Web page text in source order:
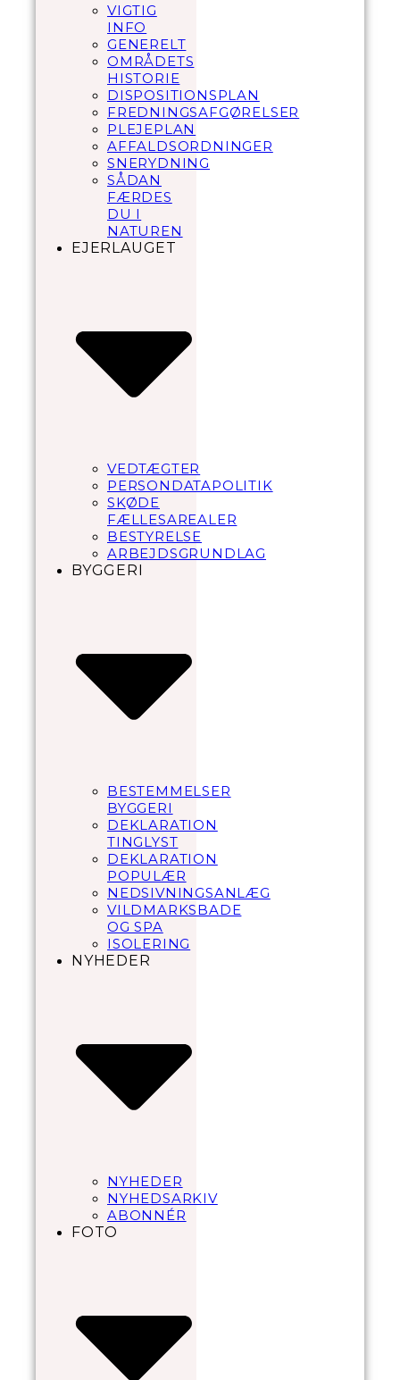
VIGTIG
INFO
GENERELT
OMRÅDETS
HISTORIE
DISPOSITIONSPLAN
FREDNINGSAFGØRELSER
PLEJEPLAN
AFFALDSORDNINGER
SNERYDNING
SÅDAN
FÆRDES
DU I
NATUREN
EJERLAUGET
VEDTÆGTER
PERSONDATAPOLITIK
SKØDE
FÆLLESAREALER
BESTYRELSE
ARBEJDSGRUNDLAG
BYGGERI
BESTEMMELSER
BYGGERI
DEKLARATION
TINGLYST
DEKLARATION
POPULÆR
NEDSIVNINGSANLÆG
VILDMARKSBADE
OG SPA
ISOLERING
NYHEDER
NYHEDER
NYHEDSARKIV
ABONNÉR
FOTO